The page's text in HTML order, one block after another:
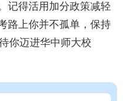
记得活用加分政策减轻
路上你并不孤单，保持
你迈进华中师大校